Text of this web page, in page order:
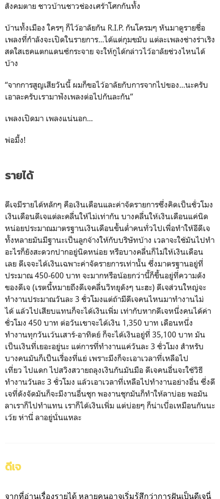
สังคมตาย ชาวบ้านชาวช่องเศร้าโศกกันทั้ง
บ้านทั้งเมือง ใครๆ ก็ไว้อาลัยกัน R.I.P. กันโครมๆ หันมาดูรายชื่อ
เพลงที่กำลังจะเปิดในรายการ...ได้แต่กุมขมับ แต่ละเพลงช่างร่าเริง
สดใสเธคแตกแดนซ์กระจาย จะให้กูได้กล่าวไว้อาลัยช่วงไหนได้
บ้าง
“จากการสูญเสียวันนี้ ผมก็ขอไว้อาลัยกับการจากไปของ...นะครับ
เอาละครับเรามาฟังเพลงต่อไปกันละกัน”
เพลงเปิดมา เพลงแน่นอก...
พ่อมึ้ง!
รายได้
ดีเจมีรายได้หลักๆ คือเงินเดือนและค่าจัดรายการซึ่งคิดเป็นชั่วโมง
เงินเดือนดีเจแต่ละคลื่นให้ไม่เท่ากัน บางคลื่นให้เงินเดือนแค่นิด
หน่อยประมาณมาตรฐานเงินเดือนขั้นต่ำคนทั่วไปเพื่อทำให้อีดีเจ
ทั้งหลายมันมีฐานะเป็นลูกจ้างให้กับบริษัทบ้าง เวลาจะใช้มันไปทำ
อะไรก็ยังสะดวกปากอยู่นิดหน่อย หรือบางคลื่นก็ไม่ให้เงินเดือน
เลย ดีเจจะได้เงินเฉพาะค่าจัดรายการเท่านั้น ซึ่งมาตรฐานอยู่ที่
ประมาณ 450-600 บาท จะมากหรือน้อยกว่านี้ก็ขึ้นอยู่ที่ความดัง
ของดีเจ (เรตนี้หมายถึงดีเจคลื่นวิทยุดังๆ นะฮะ) ดีเจส่วนใหญ่จะ
ทำงานประมาณวันละ 3 ชั่วโมงแต่ถ้ามีดีเจคนไหนมาทำงานไม่
ได้ แล้วไปเสียบแทนก็จะได้เงินเพิ่ม เท่ากับหากดีเจหนึ่งคนได้ค่า
ชั่วโมง 450 บาท ต่อวันเขาจะได้เงิน 1,350 บาท เดือนหนึ่ง
ทำงานทุกวันเว้นเสาร์-อาทิตย์ ก็จะได้เงินอยู่ที่ 35,100 บาท มัน
เป็นเงินที่เยอะอยู่นะ แต่การที่ทำงานแค่วันละ 3 ชั่วโมง สำหรับ
บางคนมันก็เป็นเรื่องที่แย่ เพราะมึงก็จะเอาเวลาที่เหลือไป
เที่ยว ไปแดก ไปสวิงสวายถลุงเงินกันมันมือ ดีเจคนอื่นจะใช้วิธี
ทำงานวันละ 3 ชั่วโมง แล้วเอาเวลาที่เหลือไปทำงานอย่างอื่น ซึ่งดี
เจที่ดังจัดมันก็จะมีงานอื่นชุก พองานชุกมันก็ทำให้ลาบ่อย พอมัน
ลาเราก็ไปทำแทน เราก็ได้เงินเพิ่ม แต่บ่อยๆ ก็น่าเบื่อเหมือนกันนะ
เว้ย ห่านี่ ลาอยู่นั่นแหละ
ดีเจ
จากที่อ่านเรื่องรายได้ หลายคนอาจเริ่มรู้สึกว่าการฝันเป็นดีเจนี่